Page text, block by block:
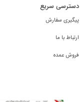
دسترسی سریع
پیگیری سفارش
ارتباط با ما
فروش عمده